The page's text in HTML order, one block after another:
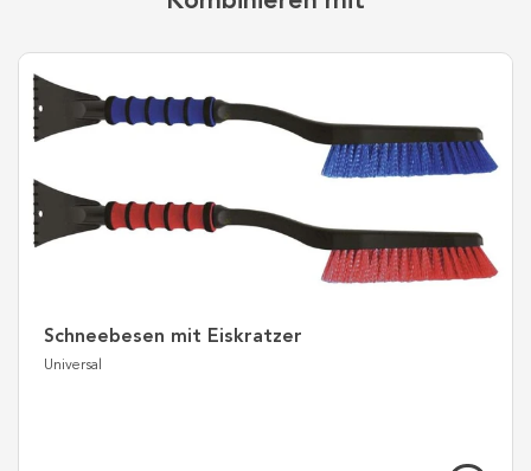
Schneebesen mit Eiskratzer
Universal